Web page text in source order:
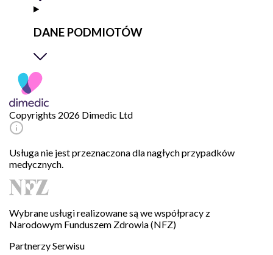
DANE PODMIOTÓW
Copyrights 2026 Dimedic Ltd
Usługa nie jest przeznaczona dla nagłych przypadków
medycznych.
Wybrane usługi realizowane są we współpracy z
Narodowym Funduszem Zdrowia (NFZ)
Partnerzy Serwisu